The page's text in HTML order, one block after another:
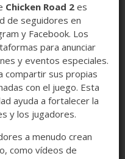
Chicken Road 2 es
de seguidores en
y Facebook. Los
para anunciar
y eventos especiales.
compartir sus propias
con el juego. Esta
ayuda a fortalecer la
y los jugadores.
a menudo crean
como vídeos de